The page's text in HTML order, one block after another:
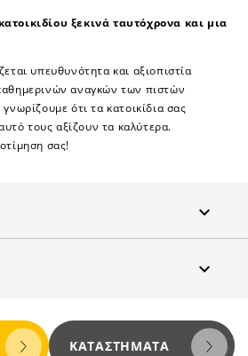
ξεκινά ταυτόχρονα και μια
υπευθυνότητα και αξιοπιστία
αναγκών των πιστών
ότι τα κατοικίδια σας
τους αξίζουν τα καλύτερα.
σας!


ΚΑΤΑΣΤΉΜΑΤΑ